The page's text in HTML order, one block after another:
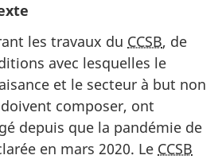
les travaux du CCSB, de
avec lesquelles le
et le secteur à but non
composer, ont
depuis que la pandémie de
en mars 2020. Le CCSB